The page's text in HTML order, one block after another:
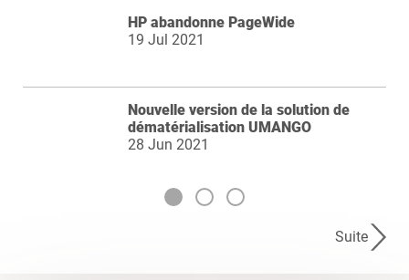
HP abandonne PageWide
19 Jul 2021
Nouvelle version de la solution de
dématérialisation UMANGO
28 Jun 2021
Suite